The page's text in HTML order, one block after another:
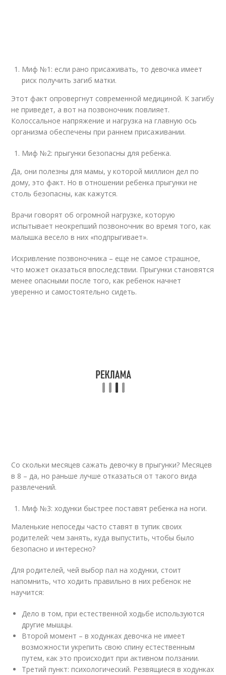
Миф №1: если рано присаживать, то девочка имеет
риск получить загиб матки.
Этот факт опровергнут современной медициной. К загибу
не приведет, а вот на позвоночник повлияет.
Колоссальное напряжение и нагрузка на главную ось
организма обеспечены при раннем присаживании.
Миф №2: прыгунки безопасны для ребенка.
Да, они полезны для мамы, у которой миллион дел по
дому, это факт. Но в отношении ребенка прыгунки не
столь безопасны, как кажутся.
Врачи говорят об огромной нагрузке, которую
испытывает неокрепший позвоночник во время того, как
малышка весело в них «подпрыгивает».
Искривление позвоночника – еще не самое страшное,
что может оказаться впоследствии. Прыгунки становятся
менее опасными после того, как ребенок начнет
уверенно и самостоятельно сидеть.
Со скольки месяцев сажать девочку в прыгунки? Месяцев
в 8 – да, но раньше лучше отказаться от такого вида
развлечений.
Миф №3: ходунки быстрее поставят ребенка на ноги.
Маленькие непоседы часто ставят в тупик своих
родителей: чем занять, куда выпустить, чтобы было
безопасно и интересно?
Для родителей, чей выбор пал на ходунки, стоит
напомнить, что ходить правильно в них ребенок не
научится:
Дело в том, при естественной ходьбе используются
другие мышцы.
Второй момент – в ходунках девочка не имеет
возможности укрепить свою спину естественным
путем, как это происходит при активном ползании.
Третий пункт: психологический. Резвящиеся в ходунках